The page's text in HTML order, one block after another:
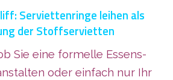
Serviettenringe leihen als
der Stoffservietten
Sie eine formelle Essens-
oder einfach nur Ihr